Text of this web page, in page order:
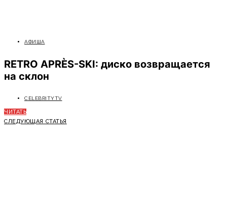
АФИША
RETRO APRÈS-SKI: диско возвращается
на склон
CELEBRITYTV
ЧИТАТЬ
СЛЕДУЮЩАЯ СТАТЬЯ